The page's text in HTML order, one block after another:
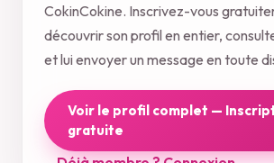
CokinCokine. Inscrivez-vous
découvrir son profil en entier,
et lui envoyer un message en toute
Voir le profil complet —
gratuite